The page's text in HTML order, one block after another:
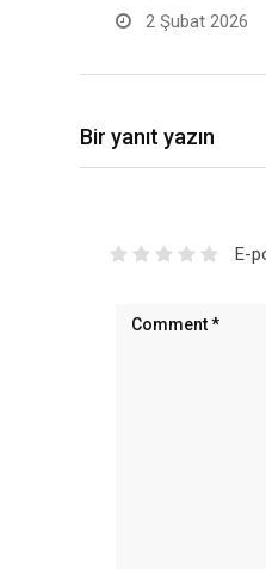
2 Şubat 2026
Bir yanıt yazın
E-